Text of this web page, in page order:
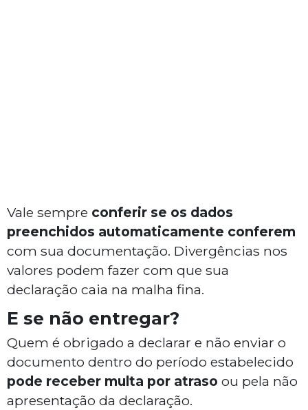
Vale sempre conferir se os dados
preenchidos automaticamente conferem
com sua documentação. Divergências nos
valores podem fazer com que sua
declaração caia na malha fina.
E se não entregar?
Quem é obrigado a declarar e não enviar o
documento dentro do período estabelecido
pode receber multa por atraso ou pela não
apresentação da declaração.